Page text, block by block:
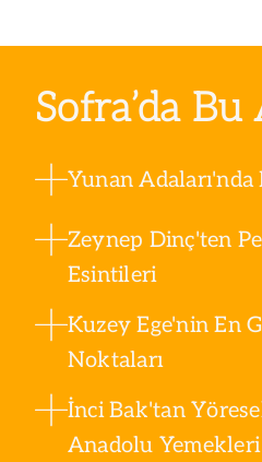
Sofra’da Bu
Yunan
Zeynep Dinç'ten
Esintileri
Kuzey Ege'nin En
Noktaları
İnci Bak'tan
Anadolu Yemekleri